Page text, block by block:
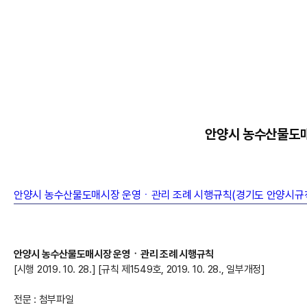
안양시 농수산물
안양시 농수산물도매시장 운영ㆍ관리 조례 시행규칙(경기도 안양
안양시 농수산물도매시장 운영ㆍ관리 조례 시행규칙
[시행 2019. 10. 28.] [규칙 제1549호, 2019. 10. 28., 일부개정]
전문 : 첨부파일